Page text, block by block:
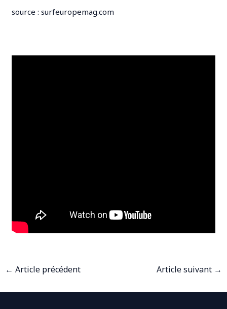
source : surfeuropemag.com
← Article précédent Article suivant →